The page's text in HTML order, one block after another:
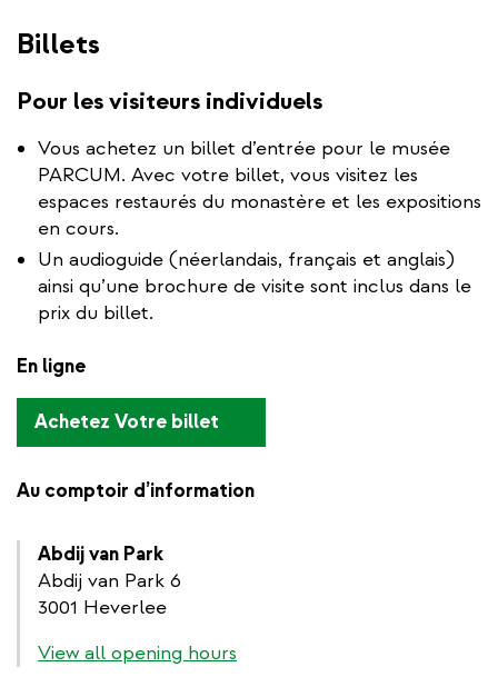
Billets
Pour les visiteurs individuels
Vous achetez un billet d’entrée pour le musée
PARCUM. Avec votre billet, vous visitez les
espaces restaurés du monastère et les expositions
en cours.
Un audioguide (néerlandais, français et anglais)
ainsi qu’une brochure de visite sont inclus dans le
prix du billet.
En ligne
Achetez Votre billet
is
Au comptoir d’information
Abdij van Park
Abdij van Park 6
3001 Heverlee
View all opening hours